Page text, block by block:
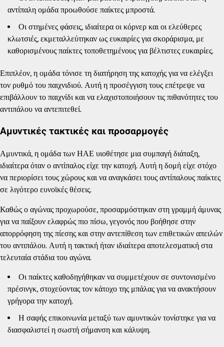
αντίπαλη ομάδα προωθούσε παίκτες μπροστά.
Οι στημένες φάσεις, ιδιαίτερα οι κόρνερ και οι ελεύθερες
κλωτσιές, εκμεταλλεύτηκαν ως ευκαιρίες για σκοράρισμα, με
καθορισμένους παίκτες τοποθετημένους για βέλτιστες ευκαιρίες.
Επιπλέον, η ομάδα τόνισε τη διατήρηση της κατοχής για να ελέγξει
τον ρυθμό του παιχνιδιού. Αυτή η προσέγγιση τους επέτρεψε να
επιβάλλουν το παιχνίδι και να ελαχιστοποιήσουν τις πιθανότητες του
αντιπάλου να αντεπιτεθεί.
Αμυντικές τακτικές και προσαρμογές
Αμυντικά, η ομάδα των ΗΑΕ υιοθέτησε μια συμπαγή διάταξη,
ιδιαίτερα όταν ο αντίπαλος είχε την κατοχή. Αυτή η δομή είχε στόχο
να περιορίσει τους χώρους και να αναγκάσει τους αντίπαλους παίκτες
σε λιγότερο ευνοϊκές θέσεις.
Καθώς ο αγώνας προχωρούσε, προσαρμόστηκαν στη γραμμή άμυνας
για να παίξουν ελαφρώς πιο πίσω, γεγονός που βοήθησε στην
απορρόφηση της πίεσης και στην αντεπίθεση των επιθετικών απειλών
του αντιπάλου. Αυτή η τακτική ήταν ιδιαίτερα αποτελεσματική στα
τελευταία στάδια του αγώνα.
Οι παίκτες καθοδηγήθηκαν να συμμετέχουν σε συντονισμένο
πρέσινγκ, στοχεύοντας τον κάτοχο της μπάλας για να ανακτήσουν
γρήγορα την κατοχή.
Η σαφής επικοινωνία μεταξύ των αμυντικών τονίστηκε για να
διασφαλιστεί η σωστή σήμανση και κάλυψη.